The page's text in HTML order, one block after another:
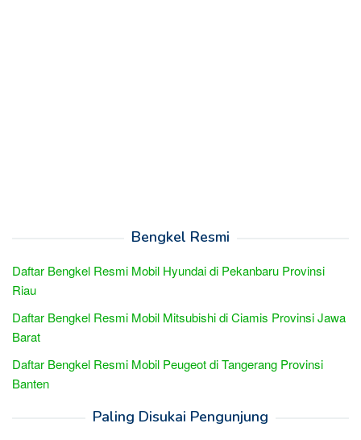
Bengkel Resmi
Daftar Bengkel Resmi Mobil Hyundai di Pekanbaru Provinsi
Riau
Daftar Bengkel Resmi Mobil Mitsubishi di Ciamis Provinsi Jawa
Barat
Daftar Bengkel Resmi Mobil Peugeot di Tangerang Provinsi
Banten
Paling Disukai Pengunjung